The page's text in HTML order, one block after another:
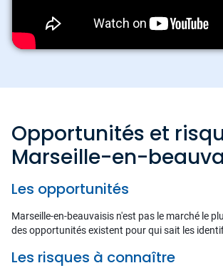
Opportunités et
Marseille-en-
Les opportunités
Marseille-en-beauvaisis n'est pas le marché le
des opportunités existent pour qui sait les
Les risques à connaître